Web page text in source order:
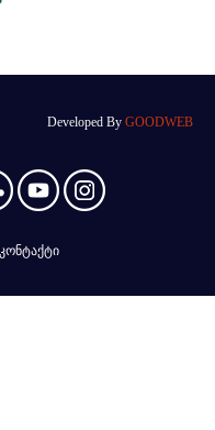
Developed By GOODWEB
კონტაქტი